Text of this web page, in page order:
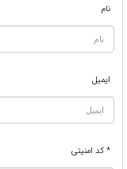
نام
ایمیل
* کد امنیتی